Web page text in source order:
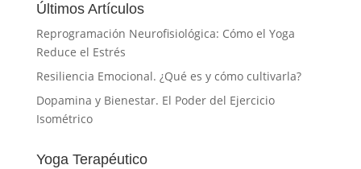
Últimos Artículos
Reprogramación Neurofisiológica: Cómo el Yoga
Reduce el Estrés
Resiliencia Emocional. ¿Qué es y cómo cultivarla?
Dopamina y Bienestar. El Poder del Ejercicio
Isométrico
Yoga Terapéutico